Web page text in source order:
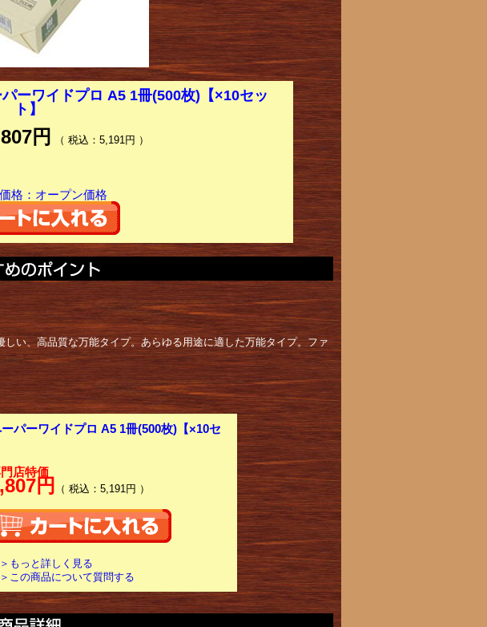
ーワイドプロ A5 1冊(500枚)【×10セッ
ト】
円 （ 税込：5,191円 ）
格：オープン価格
い、高品質な万能タイプ。あらゆる用途に適した万能タイプ。ファ
パーワイドプロ A5 1冊(500枚)【×10セ
店特価
円 （ 税込：5,191円 ）
もっと詳しく見る
この商品について質問する